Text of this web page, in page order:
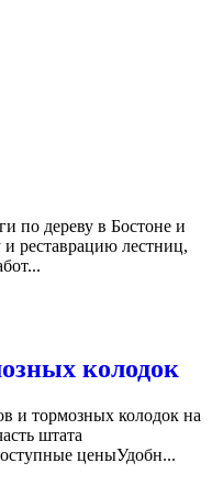
по дереву в Бостоне и
реставрацию лестниц,
колодок
и тормозных колодок на
штата
ценыУдобн...